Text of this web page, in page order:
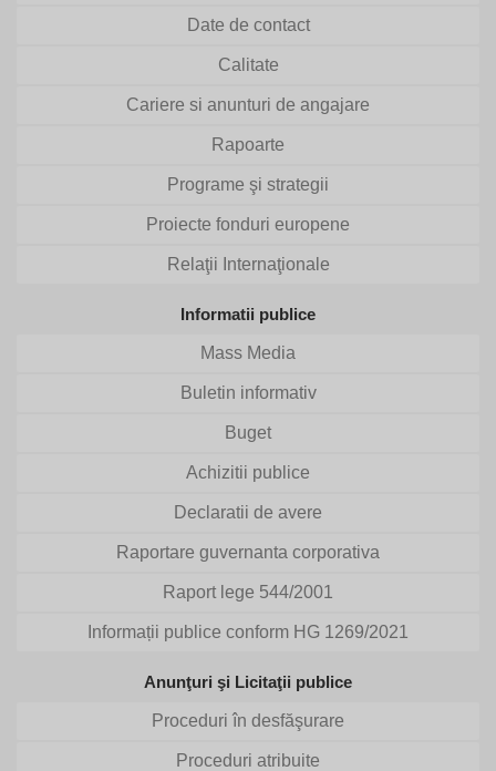
Date de contact
Calitate
Cariere si anunturi de angajare
Rapoarte
Programe şi strategii
Proiecte fonduri europene
Relaţii Internaţionale
Informatii publice
Mass Media
Buletin informativ
Buget
Achizitii publice
Declaratii de avere
Raportare guvernanta corporativa
Raport lege 544/2001
Informații publice conform HG 1269/2021
Anunţuri şi Licitaţii publice
Proceduri în desfăşurare
Proceduri atribuite